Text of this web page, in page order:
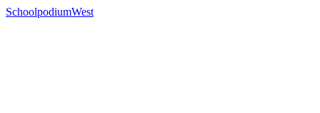
SchoolpodiumWest